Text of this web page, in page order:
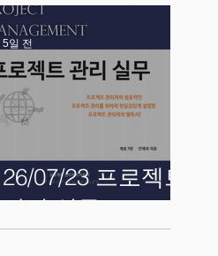
26/07/23 프로젝트
관리 실무
5일 전